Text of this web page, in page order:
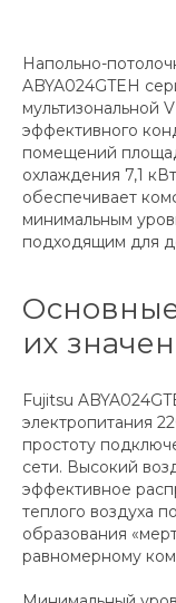
Напольно-
ABYA024GTEH
мультизональной
эффективного
помещений
охлаждения 7,1
обеспечивает
минимальным
подходящим для
их
Fujitsu
электропитания
простоту
сети. Высокий
эффективное
теплого воздуха
образования
равномерному